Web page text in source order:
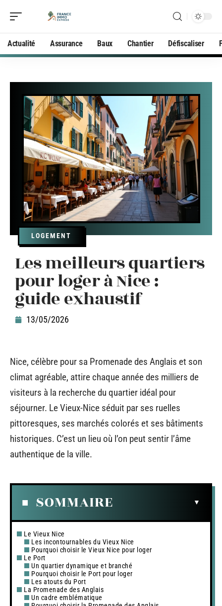
Actualité Assurance Baux Chantier Défiscaliser
LOGEMENT
Les meilleurs quartiers
pour loger à Nice :
guide exhaustif
13/05/2026
Nice, célèbre pour sa Promenade des Anglais et son
climat agréable, attire chaque année des milliers de
visiteurs à la recherche du quartier idéal pour
séjourner. Le Vieux-Nice séduit par ses ruelles
pittoresques, ses marchés colorés et ses bâtiments
historiques. C’est un lieu où l’on peut sentir l’âme
authentique de la ville.
SOMMAIRE
Le Vieux Nice
Les incontournables du Vieux Nice
Pourquoi choisir le Vieux Nice pour loger
Le Port
Un quartier dynamique et branché
Pourquoi choisir le Port pour loger
Les atouts du Port
La Promenade des Anglais
Un cadre emblématique